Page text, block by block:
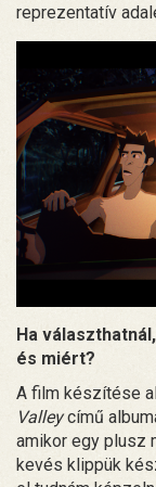
reprezentatív
Ha
és miért?
A film készítése
Valleycímű
amikor egy plusz
kevés klippük